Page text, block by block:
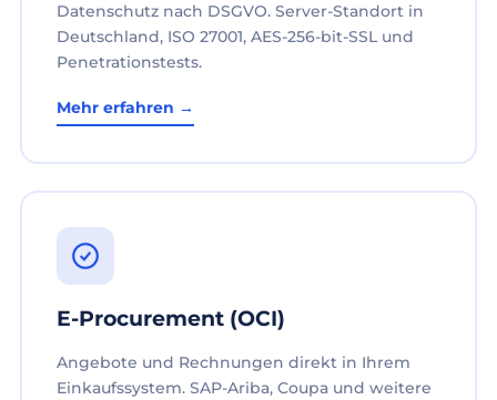
Datenschutz nach DSGVO. Server-Standort in
Deutschland, ISO 27001, AES-256-bit-SSL und
Penetrationstests.
Mehr erfahren →
E-Procurement (OCI)
Angebote und Rechnungen direkt in Ihrem
Einkaufssystem. SAP-Ariba, Coupa und weitere